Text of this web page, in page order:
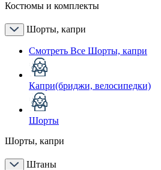
Костюмы и комплекты
Шорты, капри
Смотреть Все Шорты, капри
Капри(бриджи, велосипедки)
Шорты
Шорты, капри
Штаны